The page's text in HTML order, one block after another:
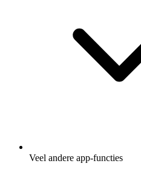
Veel andere app-functies